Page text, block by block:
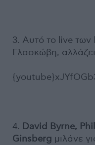
3. Αυτό το live των
Γλασκώβη,
4. David Byrne,
Ginsberg μιλάνε